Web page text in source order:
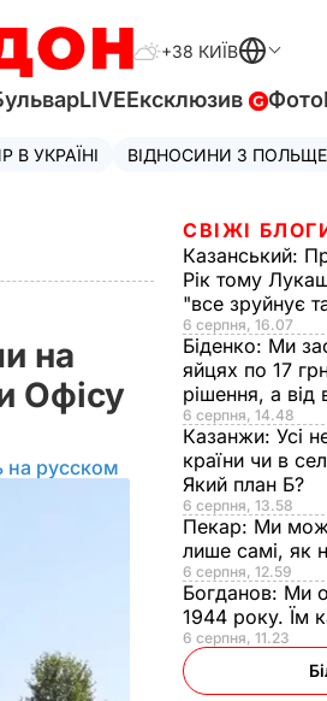
+38 КИЇВ
LIVEЕксклюзив Фото
В УКРАЇНІ ВІДНОСИНИ З
на
Офісу
на русском
СВІЖІ
Казанський:
Рік тому
"все зруйнує
6 серпня, 16.07
Біденко: Ми
яйцях по 17
рішення, а
6 серпня, 14.48
Казанжи: Усі
країни чи в
Який план Б?
6 серпня, 13.58
Пекар: Ми
лише самі, як
6 серпня, 12.59
Богданов: Ми
1944 року. Їм
6 серпня, 11.23